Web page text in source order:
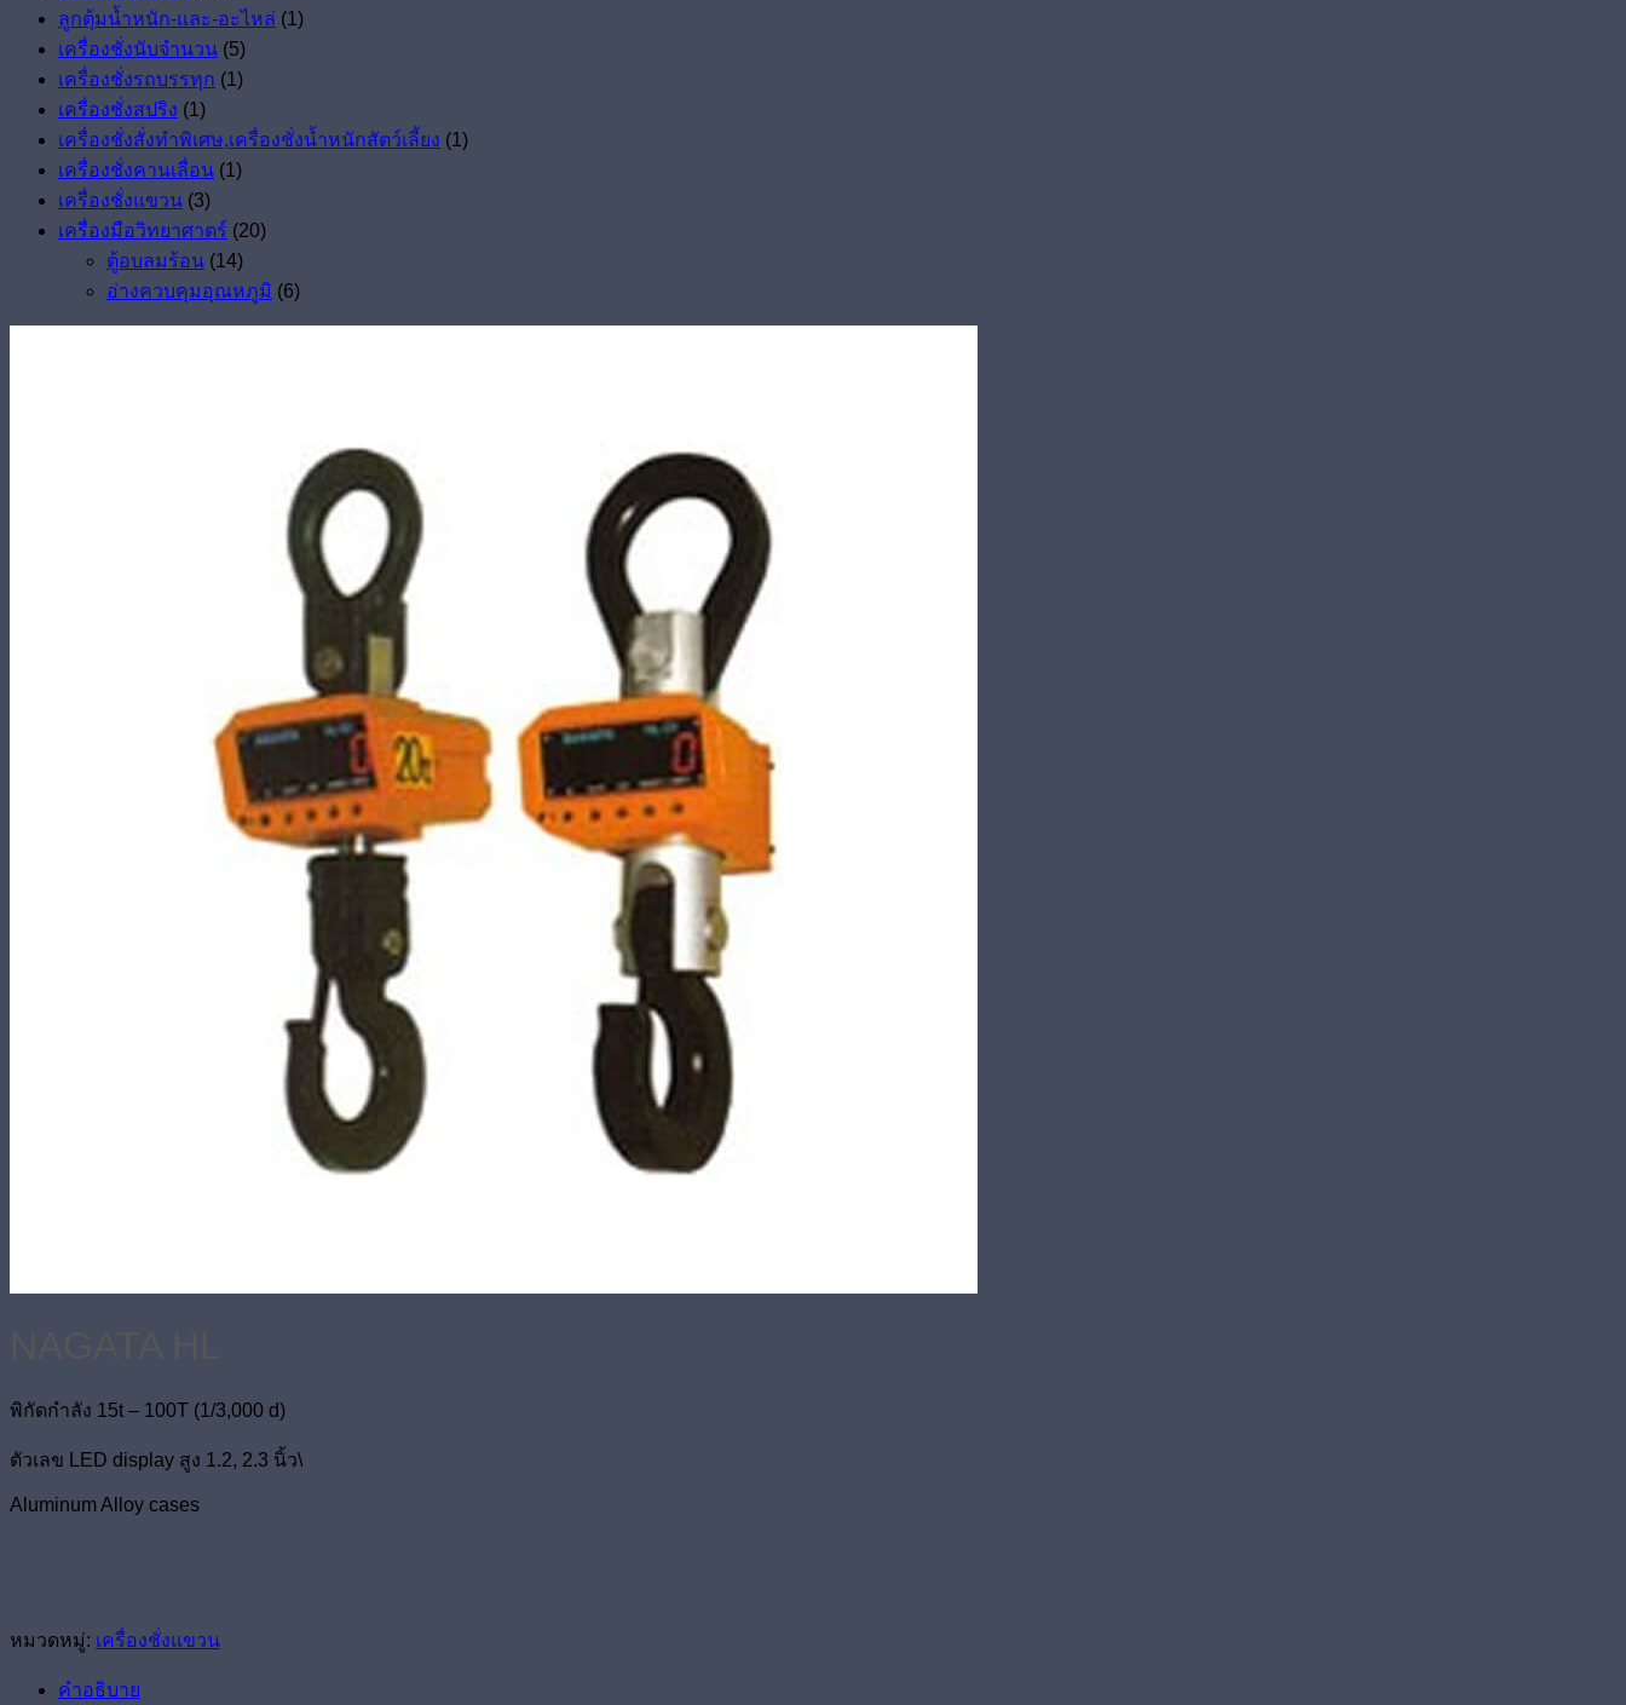
ลูกตุ้มน้ำหนัก-และ-อะไหล่ (1)
เครื่องชั่งนับจำนวน (5)
เครื่องชั่งรถบรรทุก (1)
เครื่องชั่งสปริง (1)
เครื่องชั่งสั่งทำพิเศษ,เครื่องชั่งน้ำหนักสัตว์เลี้ยง (1)
เครื่องชั่งคานเลื่อน (1)
เครื่องชั่งแขวน (3)
เครื่องมือวิทยาศาตร์ (20)
ตู้อบลมร้อน (14)
อ่างควบคุมอุณหภูมิ (6)
พิกัดกำลัง 15t – 100T (1/3,000 d)
ตัวเลข LED display สูง 1.2, 2.3 นิ้ว\
Aluminum Alloy cases
หมวดหมู่: เครื่องชั่งแขวน
คำอธิบาย